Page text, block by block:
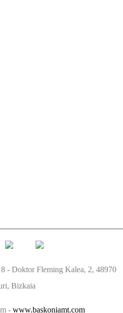
- Doktor Fleming Kalea, 2, 48970
Bizkaia
- www.baskoniamt.com